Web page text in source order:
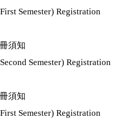
Semester) Registration
須知
Semester) Registration
須知
Semester) Registration